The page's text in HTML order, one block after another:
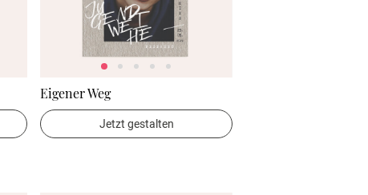
Eigener Weg
Jetzt gestalten